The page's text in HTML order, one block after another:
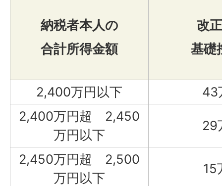
納税者本人の
合計所得金額
改
基礎
2,400万円以下
43
2,400万円超 2,450
万円以下
29
2,450万円超 2,500
万円以下
15